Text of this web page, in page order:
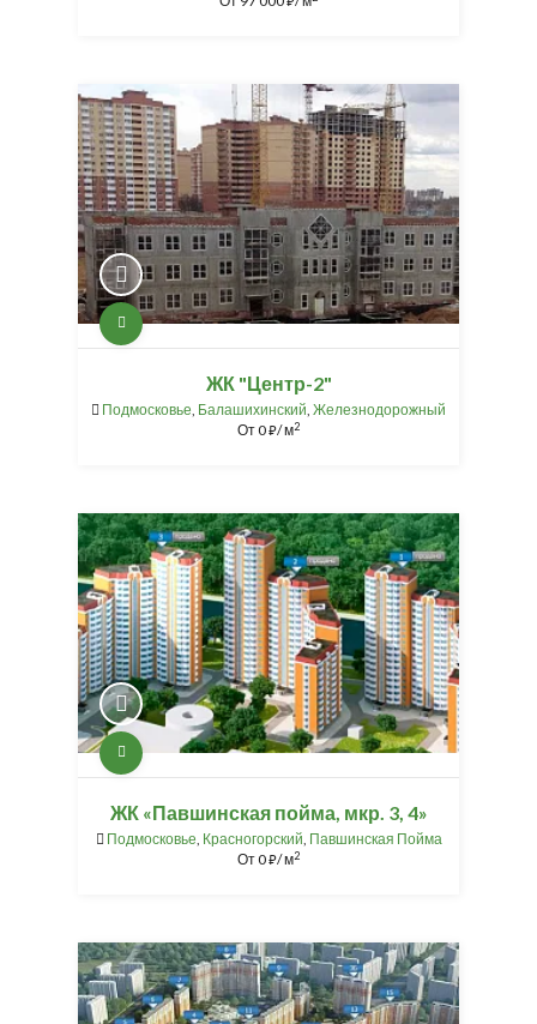
ЖК "Центр-2"
Подмосковье, Балашихинский, Железнодорожный
От0⃏/ м2
ЖК «Павшинская пойма, мкр. 3, 4»
Подмосковье, Красногорский, Павшинская Пойма
От0⃏/ м2